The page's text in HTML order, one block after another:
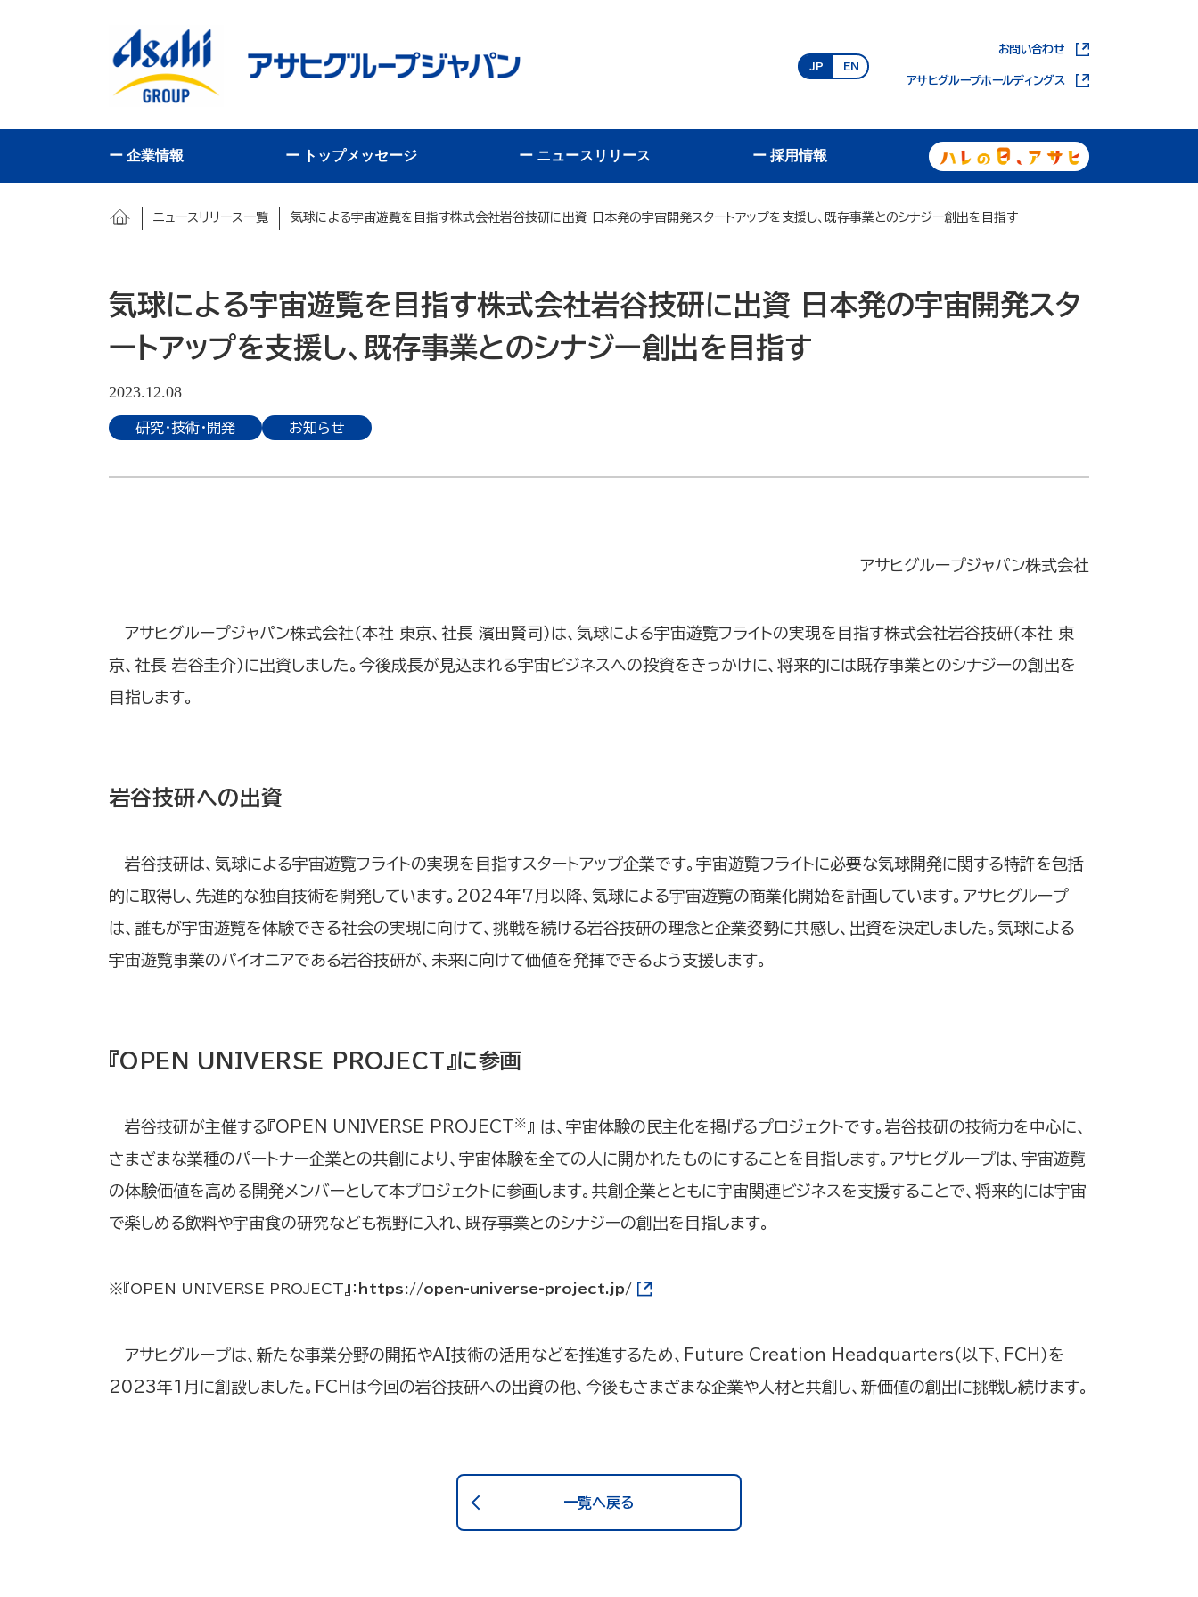
JP EN
お問い合わせ
アサヒグループホールディングス
ー 企業情報 ー トップメッセージ ー ニュースリリース ー 採用情報
ニュースリリース一覧 気球による宇宙遊覧を目指す株式会社岩谷技研に出資 日本発の宇宙開発スタートアップを支援し、既存事業とのシナジー創出を目指す
気球による宇宙遊覧を目指す株式会社岩谷技研に出資 日本発の宇宙開発スタ
ートアップを支援し、既存事業とのシナジー創出を目指す
2023.12.08
研究・技術・開発 お知らせ
アサヒグループジャパン株式会社
アサヒグループジャパン株式会社（本社 東京、社長 濱田賢司）は、気球による宇宙遊覧フライトの実現を目指す株式会社岩谷技研（本社 東
京、社長 岩谷圭介）に出資しました。今後成長が見込まれる宇宙ビジネスへの投資をきっかけに、将来的には既存事業とのシナジーの創出を
目指します。
岩谷技研への出資
岩谷技研は、気球による宇宙遊覧フライトの実現を目指すスタートアップ企業です。宇宙遊覧フライトに必要な気球開発に関する特許を包括
的に取得し、先進的な独自技術を開発しています。2024年7月以降、気球による宇宙遊覧の商業化開始を計画しています。アサヒグループ
は、誰もが宇宙遊覧を体験できる社会の実現に向けて、挑戦を続ける岩谷技研の理念と企業姿勢に共感し、出資を決定しました。気球による
宇宙遊覧事業のパイオニアである岩谷技研が、未来に向けて価値を発揮できるよう支援します。
『OPEN UNIVERSE PROJECT』に参画
岩谷技研が主催する『OPEN UNIVERSE PROJECT ※ 』 は、宇宙体験の民主化を掲げるプロジェクトです。岩谷技研の技術力を中心に、
さまざまな業種のパートナー企業との共創により、宇宙体験を全ての人に開かれたものにすることを目指します。アサヒグループは、宇宙遊覧
の体験価値を高める開発メンバーとして本プロジェクトに参画します。共創企業とともに宇宙関連ビジネスを支援することで、将来的には宇宙
で楽しめる飲料や宇宙食の研究なども視野に入れ、既存事業とのシナジーの創出を目指します。
※『OPEN UNIVERSE PROJECT』： https://open-universe-project.jp/
アサヒグループは、新たな事業分野の開拓やAI技術の活用などを推進するため、Future Creation Headquarters（以下、FCH）を
2023年1月に創設しました。FCHは今回の岩谷技研への出資の他、今後もさまざまな企業や人材と共創し、新価値の創出に挑戦し続けます。
一覧へ戻る